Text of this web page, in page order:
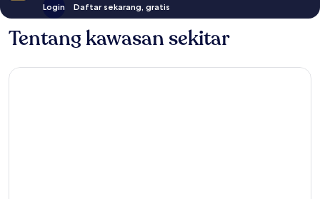
Login Daftar sekarang, gratis
Tentang kawasan sekitar